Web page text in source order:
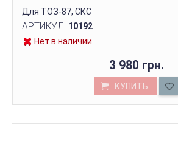
Для ТОЗ-87, СКС
АРТИКУЛ: 10192
Нет в наличии
3 980 грн.
КУПИТЬ